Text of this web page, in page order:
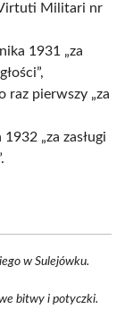
Militari nr
1931 „za
raz pierwszy „za
„za zasługi
w Sulejówku.
bitwy i potyczki.